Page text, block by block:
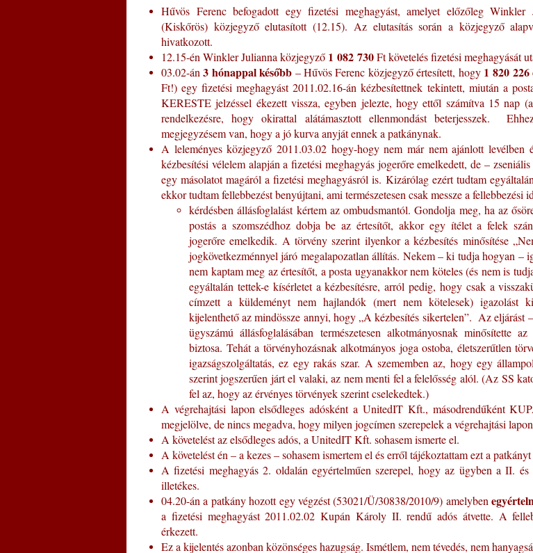
Hűvös Ferenc befogadott egy fizetési meghagyást, amelyet előzőleg Winkler
(Kiskőrös) közjegyző elutasított (12.15). Az elutasítás során a közjegyző
hivatkozott.
12.15-én Winkler Julianna közjegyző 1 082 730Ft követelés fizetési meghagyását
03.02-án3 hónappal később – Hűvös Ferenc közjegyző értesített, hogy 1 820 226
Ft!) egy fizetési meghagyást 2011.02.16-án kézbesítettnek tekintett, miután a
KERESTE jelzéssel ékezett vissza, egyben jelezte, hogy ettől számítva 15 nap
rendelkezésre, hogy okirattal alátámasztott ellenmondást beterjesszek.
megjegyzésem van, hogy a jó kurva anyját ennek a patkánynak.
A leleményes közjegyző 2011.03.02 hogy-hogy nem már nem ajánlott levélben
kézbesítési vélelem alapján a fizetési meghagyás jogerőre emelkedett, de –
egy másolatot magáról a fizetési meghagyásról is. Kizárólag ezért tudtam
ekkor tudtam fellebbezést benyújtani, ami természetesen csak messze a fellebbezési
kérdésben állásfoglalást kértem az ombudsmantól. Gondolja meg, ha az
postás a szomszédhoz dobja be az értesítőt, akkor egy ítélet a felek
jogerőre emelkedik. A törvény szerint ilyenkor a kézbesítés minősítése
jogkövetkezménnyel járó megalapozatlan állítás. Nekem – ki tudja hogyan –
nem kaptam meg az értesítőt, a posta ugyanakkor nem köteles (és nem is
egyáltalán tettek-e kísérletet a kézbesítésre, arról pedig, hogy csak a
címzett a küldeményt nem hajlandók (mert nem kötelesek) igazolást
kijelenthető az mindössze annyi, hogy „A kézbesítés sikertelen”. Az eljárást
ügyszámú állásfoglalásában természetesen alkotmányosnak minősítette
biztosa. Tehát a törvényhozásnak alkotmányos joga ostoba, életszerűtlen
igazságszolgáltatás, ez egy rakás szar. A szememben az, hogy egy
szerint jogszerűen járt el valaki, az nem menti fel a felelősség alól. (Az SS
fel az, hogy az érvényes törvények szerint cselekedtek.)
A végrehajtási lapon elsődleges adósként a UnitedIT Kft., másodrendűként
megjelölve, de nincs megadva, hogy milyen jogcímen szerepelek a végrehajtási
A követelést az elsődleges adós, a UnitedIT Kft. sohasem ismerte el.
A követelést én – a kezes – sohasem ismertem el és erről tájékoztattam ezt a patkányt
A fizetési meghagyás 2. oldalán egyértelműen szerepel, hogy az ügyben a II.
illetékes.
04.20-án a patkány hozott egy végzést (53021/Ü/30838/2010/9) amelyben
a fizetési meghagyást 2011.02.02 Kupán Károly II. rendű adós átvette. A
érkezett.
Ez a kijelentés azonban közönséges hazugság. Ismétlem, nem tévedés, nem